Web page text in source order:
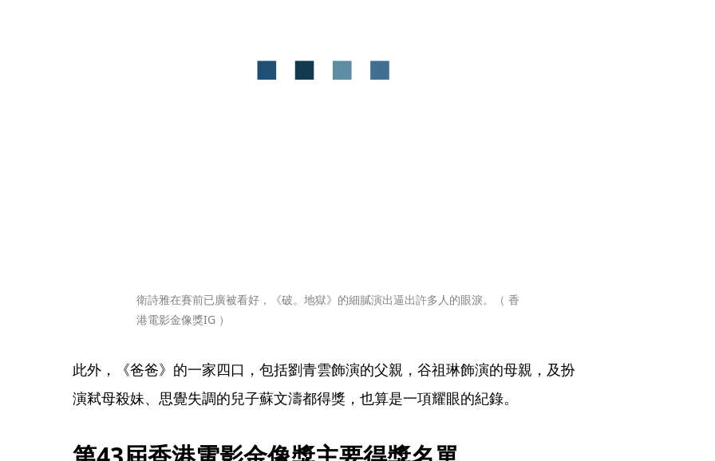
衛詩雅在賽前已廣被看好，《破。地獄》的細膩演出逼出許多人的眼淚。（ 香
港電影金像獎IG ）
此外，《爸爸》的一家四口，包括劉青雲飾演的父親，谷祖琳飾演的母親，及扮
演弒母殺妹、思覺失調的兒子蘇文濤都得獎，也算是一項耀眼的紀錄。